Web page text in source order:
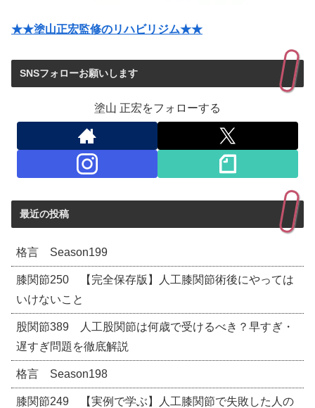
★★塗山正宏監修のリハビリジム★★
SNSフォローお願いします
塗山 正宏をフォローする
最近の投稿
格言 Season199
膝関節250 【完全保存版】人工膝関節術後にやっては
いけないこと
股関節389 人工股関節は何歳で受けるべき？早すぎ・
遅すぎ問題を徹底解説
格言 Season198
膝関節249 【実例で学ぶ】人工膝関節で失敗した人の